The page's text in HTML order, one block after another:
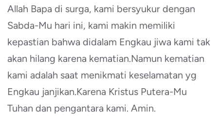
Allah Bapa di surga, kami bersyukur dengan
Sabda-Mu hari ini, kami makin memiliki
kepastian bahwa didalam Engkau jiwa kami tak
akan hilang karena kematian.Namun kematian
kami adalah saat menikmati keselamatan yg
Engkau janjikan.Karena Kristus Putera-Mu
Tuhan dan pengantara kami. Amin.